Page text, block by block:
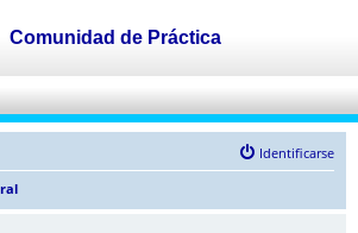
Identificarse